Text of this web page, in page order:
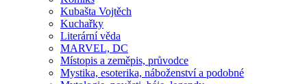
Kubašta Vojtěch
Kuchařky
Literární věda
MARVEL, DC
Místopis a zeměpis, průvodce
Mystika, esoterika, náboženství a podobné